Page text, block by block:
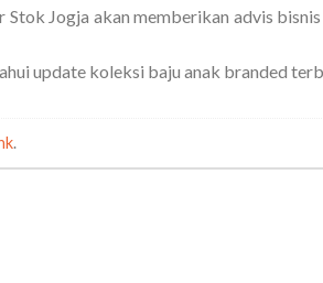
Stok Jogja akan memberikan advis
update koleksi baju anak branded
.